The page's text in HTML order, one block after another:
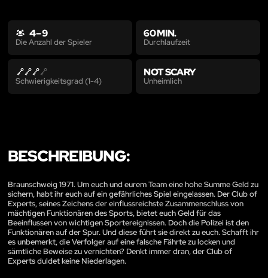
4 – 9
Die Anzahl der Spieler
60 MIN.
Durchlaufzeit
Schwierigkeitsgrad (1-4)
NOT SCARY
Unheimlich
BESCHREIBUNG:
Braunschweig 1971. Um euch und eurem Team eine hohe Summe Geld zu
sichern, habt ihr euch auf ein gefährliches Spiel eingelassen. Der Club of
Experts, seines Zeichens der einflussreichste Zusammenschluss von
mächtigen Funktionären des Sports, bietet euch Geld für das
Beeinflussen von wichtigen Sportereignissen. Doch die Polizei ist den
Funktionären auf der Spur. Und diese führt sie direkt zu euch. Schafft ihr
es unbemerkt, die Verfolger auf eine falsche Fährte zu locken und
sämtliche Beweise zu vernichten? Denkt immer dran, der Club of
Experts duldet keine Niederlagen.